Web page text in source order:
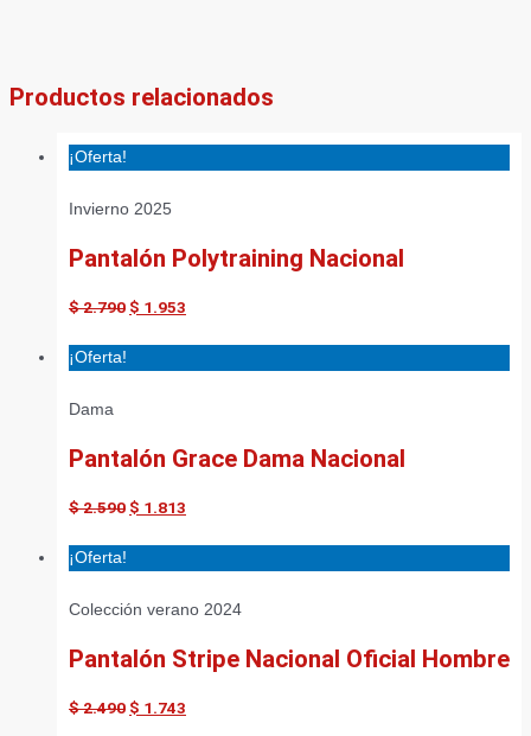
Productos relacionados
¡Oferta!
Invierno 2025
Pantalón Polytraining Nacional
$2.790 $ 1.953
¡Oferta!
Dama
Pantalón Grace Dama Nacional
$2.590 $ 1.813
¡Oferta!
Colección verano 2024
Pantalón Stripe Nacional Oficial Hombre
$2.490 $ 1.743